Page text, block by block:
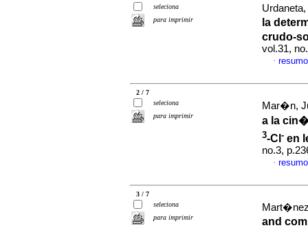
seleciona
para imprimir
la
crudo-
vol.31,
·
2 / 7
seleciona
para imprimir
Mar�n,
a la
3-Cl - en
no.3,
·
3 / 7
seleciona
para imprimir
and